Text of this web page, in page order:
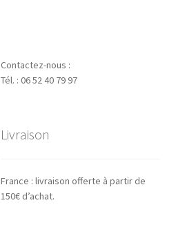
Contactez-nous :
Tél. : 06 52 40 79 97
Livraison
France : livraison offerte à partir de
150€ d’achat.